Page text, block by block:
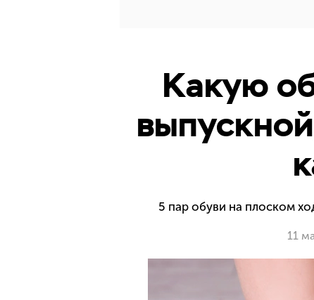
Какую
5 пар обуви на плоском
11